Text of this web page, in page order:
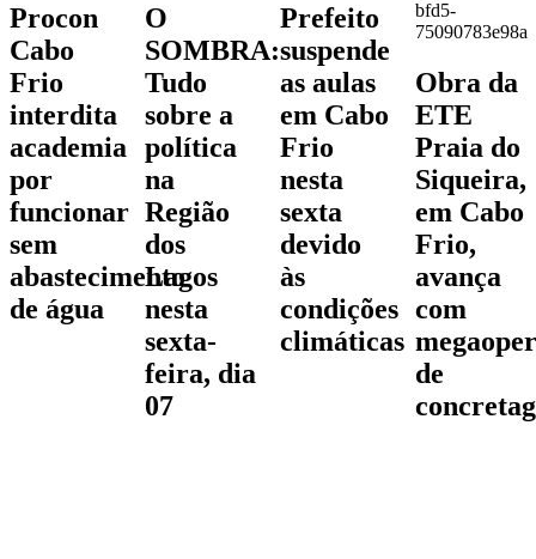
Procon
Cabo
Frio
interdita
academia
por
funcionar
sem
abastecimento
de água
O
SOMBRA:
Tudo
sobre a
política
na
Região
dos
Lagos
nesta
sexta-
feira, dia
07
Prefeito
suspende
as aulas
em Cabo
Frio
nesta
sexta
devido
às
condições
climáticas
Obra da
ETE
Praia do
Siqueira,
em Cabo
Frio,
avança
com
de